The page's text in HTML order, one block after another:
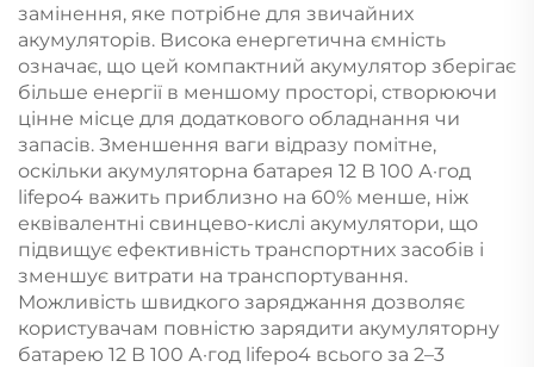
замінення, яке потрібне для звичайних
акумуляторів. Висока енергетична ємність
означає, що цей компактний акумулятор зберігає
більше енергії в меншому просторі, створюючи
цінне місце для додаткового обладнання чи
запасів. Зменшення ваги відразу помітне,
оскільки акумуляторна батарея 12 В 100 А·год
lifepo4 важить приблизно на 60% менше, ніж
еквівалентні свинцево-кислі акумулятори, що
підвищує ефективність транспортних засобів і
зменшує витрати на транспортування.
Можливість швидкого заряджання дозволяє
користувачам повністю зарядити акумуляторну
батарею 12 В 100 А·год lifepo4 всього за 2–3